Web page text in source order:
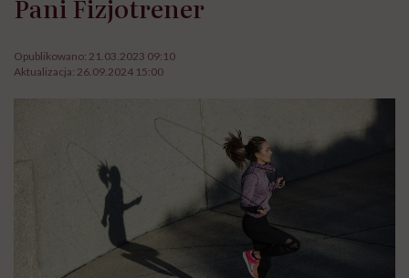
Pani Fizjotrener
Opublikowano: 21.03.2023 09:10
Aktualizacja: 26.09.2024 15:00